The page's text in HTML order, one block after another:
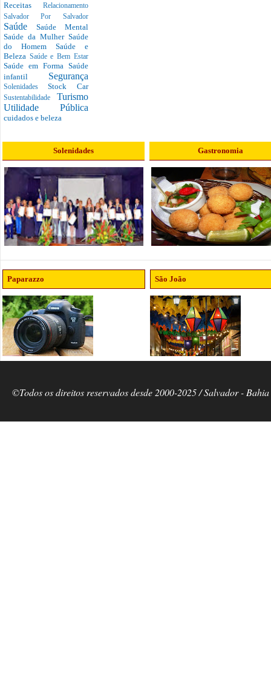
Receitas Relacionamento
Salvador Por Salvador
Saúde Saúde Mental
Saúde da Mulher Saúde
do Homem Saúde e
Beleza Saúde e Bem Estar
Saúde em Forma Saúde
infantil Segurança
SolenidadesStock Car
Sustentabilidade Turismo
Utilidade Pública
cuidados e beleza
Solenidades Gastronomia
Paparazzo São João
©Todos os direitos reservados desde 2000-2025 / Salvador -